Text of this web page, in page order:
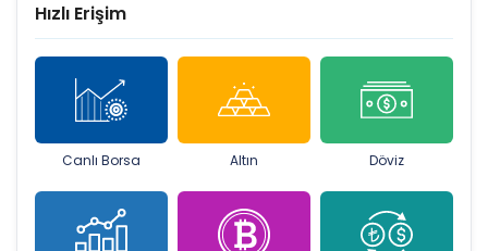
Hızlı Erişim
Canlı Borsa Altın Döviz